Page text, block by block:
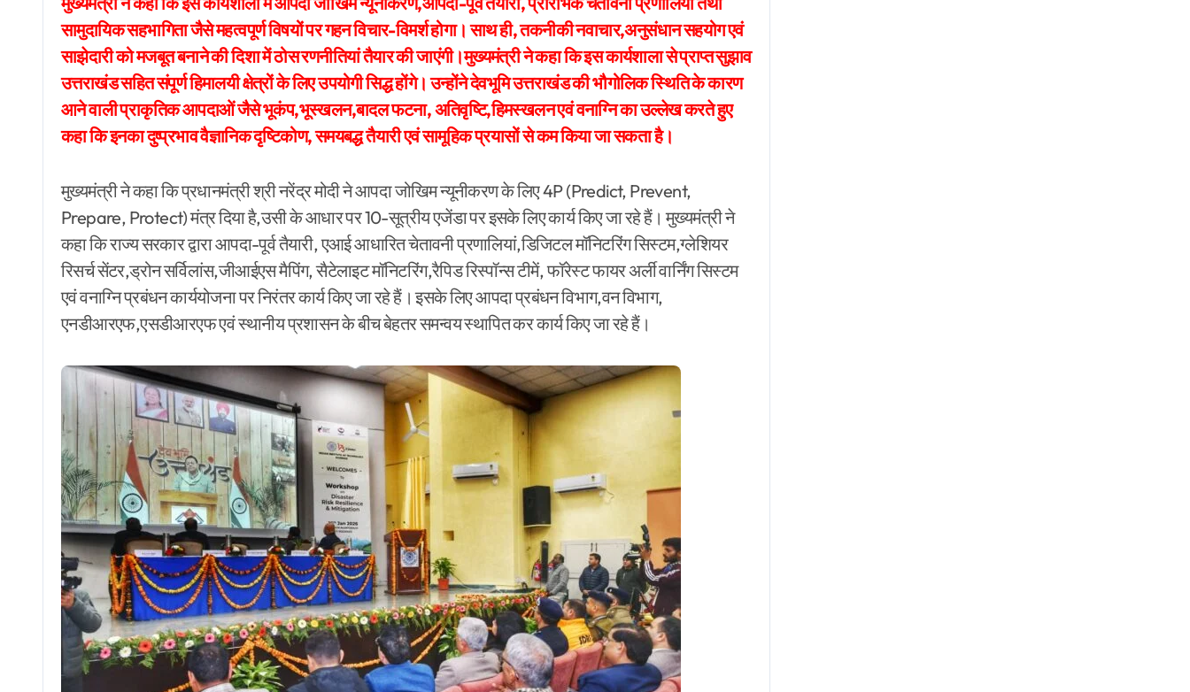
सामुदायिक सहभागिता जैसे महत्वपूर्ण विषयों पर गहन विचार-विमर्श होगा। साथ ही, तकनीकी नवाचार,अनुसंधान सहयोग एवं
साझेदारी को मजबूत बनाने की दिशा में ठोस रणनीतियां तैयार की जाएंगी।मुख्यमंत्री ने कहा कि इस कार्यशाला से प्राप्त सुझाव
उत्तराखंड सहित संपूर्ण हिमालयी क्षेत्रों के लिए उपयोगी सिद्ध होंगे। उन्होंने देवभूमि उत्तराखंड की भौगोलिक स्थिति के कारण
आने वाली प्राकृतिक आपदाओं जैसे भूकंप,भूस्खलन,बादल फटना, अतिवृष्टि,हिमस्खलन एवं वनाग्नि का उल्लेख करते हुए
कहा कि इनका दुष्प्रभाव वैज्ञानिक दृष्टिकोण, समयबद्ध तैयारी एवं सामूहिक प्रयासों से कम किया जा सकता है।
मुख्यमंत्री ने कहा कि प्रधानमंत्री श्री नरेंद्र मोदी ने आपदा जोखिम न्यूनीकरण के लिए 4P (Predict, Prevent,
Prepare, Protect) मंत्र दिया है,उसी के आधार पर 10-सूत्रीय एजेंडा पर इसके लिए कार्य किए जा रहे हैं। मुख्यमंत्री ने
कहा कि राज्य सरकार द्वारा आपदा-पूर्व तैयारी, एआई आधारित चेतावनी प्रणालियां,डिजिटल मॉनिटरिंग सिस्टम,ग्लेशियर
रिसर्च सेंटर,ड्रोन सर्विलांस,जीआईएस मैपिंग, सैटेलाइट मॉनिटरिंग,रैपिड रिस्पॉन्स टीमें, फॉरेस्ट फायर अर्ली वार्निंग सिस्टम
एवं वनाग्नि प्रबंधन कार्ययोजना पर निरंतर कार्य किए जा रहे हैं। इसके लिए आपदा प्रबंधन विभाग,वन विभाग,
एनडीआरएफ,एसडीआरएफ एवं स्थानीय प्रशासन के बीच बेहतर समन्वय स्थापित कर कार्य किए जा रहे हैं।